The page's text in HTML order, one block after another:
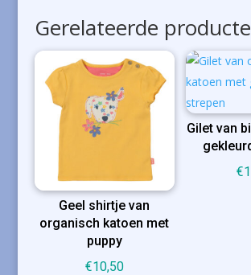
Gerelateerde
Geel shirtje van
organisch katoen met
puppy
€10,50
Gilet van
€